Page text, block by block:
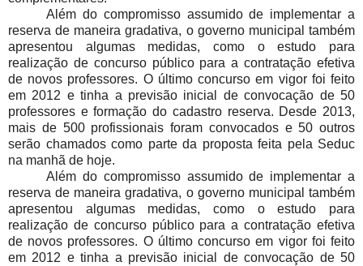
Além do compromisso assumido de implementar a
reserva de maneira gradativa, o governo municipal também
apresentou algumas medidas, como o estudo para
realização de concurso público para a contratação efetiva
de novos professores. O último concurso em vigor foi feito
em 2012 e tinha a previsão inicial de convocação de 50
professores e formação do cadastro reserva. Desde 2013,
mais de 500 profissionais foram convocados e 50 outros
serão chamados como parte da proposta feita pela Seduc
na manhã de hoje.
Além do compromisso assumido de implementar a
reserva de maneira gradativa, o governo municipal também
apresentou algumas medidas, como o estudo para
realização de concurso público para a contratação efetiva
de novos professores. O último concurso em vigor foi feito
em 2012 e tinha a previsão inicial de convocação de 50